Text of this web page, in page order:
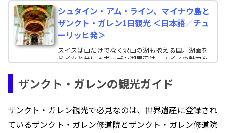
シュタイン・アム・ライン、マイナウ島と
ザンクト・ガレン1日観光 ＜日本語／チュ
ーリッヒ発＞
スイスは山だけでなく沢山の湖も抱える国。湖面を
ドイツと分けるボーデン湖周辺は、スイスの魅力を
レン、そしてドイツのマイナウ島にご案内いたしま
ザンクト・ガレンの観光ガイド
ザンクト・ガレン観光で必見なのは、世界遺産に登録され
ているザンクト・ガレン修道院とザンクト・ガレン修道院